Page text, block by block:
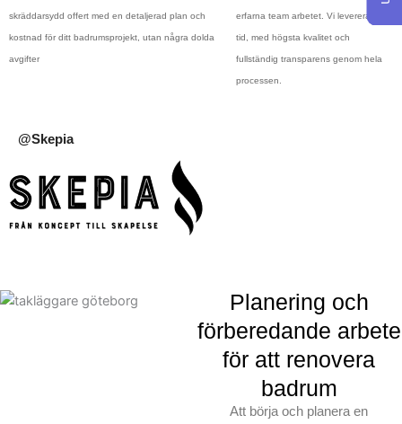
skräddarsydd offert med en detaljerad plan och
kostnad för ditt badrumsprojekt, utan några dolda
avgifter
erfarna team arbetet. Vi levererar i
tid, med högsta kvalitet och
fullständig transparens genom hela
processen.
@Skepia
Planering och
förberedande arbete
för att renovera
badrum
Att börja och planera en